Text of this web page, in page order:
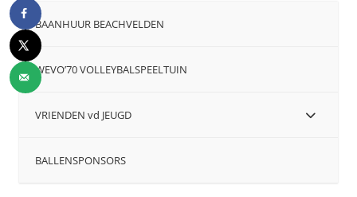
BAANHUUR BEACHVELDEN
WEVO’70 VOLLEYBALSPEELTUIN
VRIENDEN vd JEUGD
BALLENSPONSORS